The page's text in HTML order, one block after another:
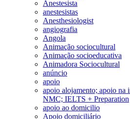
Anestesista
anestesistas
Anesthesiologist
angiografia
Angola
Animação sociocultural
Animação socioeducativa
Animadora Sociocultural
anúncio
apoio
apoio alojamento; apoio na
NMC; IELTS + Preparation
apoio ao domicilio
Apoio domiciliário